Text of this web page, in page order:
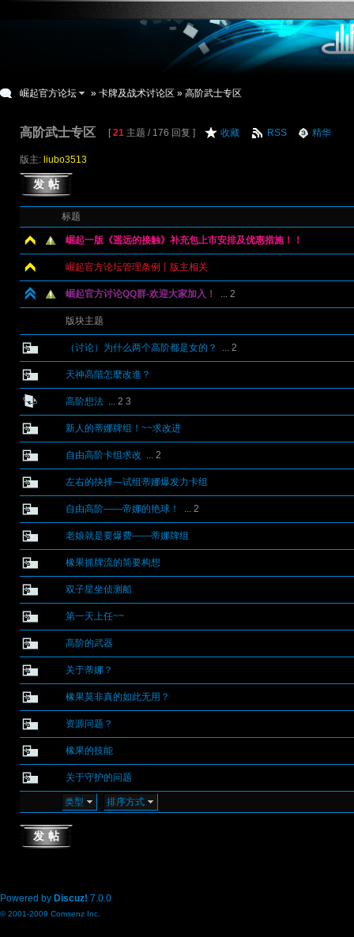
崛起官方论坛 » 卡牌及战术讨论区 » 高阶武士专区
高阶武士专区 [21 主题 / 176 回复 ] 收藏 RSS 精华
版主: liubo3513
发帖
标题
崛起一版《遥远的接触》补充包上市安排及优惠措施！！
崛起官方论坛管理条例丨版主相关
崛起官方讨论QQ群-欢迎大家加入！ ... 2
版块主题
（讨论）为什么两个高阶都是女的？ ... 2
天神高階怎麼改進？
高阶想法 ... 2 3
新人的蒂娜牌组！~~求改进
自由高阶卡组求改 ... 2
左右的抉择—试组蒂娜爆发力卡组
自由高阶——帝娜的艳球！ ... 2
老娘就是要爆费——蒂娜牌组
橡果抓牌流的简要构想
双子星坐侦测船
第一天上任~~
高阶的武器
关于蒂娜？
橡果莫非真的如此无用？
资源问题？
橡果的技能
关于守护的问题
类型 排序方式
发帖
Powered by Discuz! 7.0.0
© 2001-2009 Comsenz Inc.